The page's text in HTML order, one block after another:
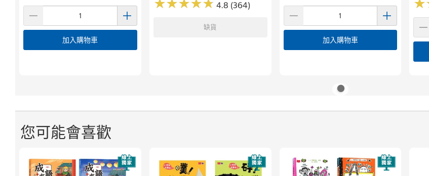
加入購物車
★★★★★
★★★★★ 4.8 (364)
缺貨
加入購物車
★
★
您可能會喜歡